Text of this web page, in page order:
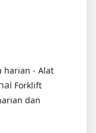
harian - Alat
Forklift
dan